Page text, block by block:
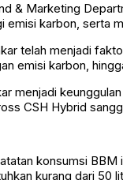
& Marketing
emisi karbon, serta
telah menjadi
emisi karbon,
menjadi
CSH Hybrid
konsumsi
kurang dari 50